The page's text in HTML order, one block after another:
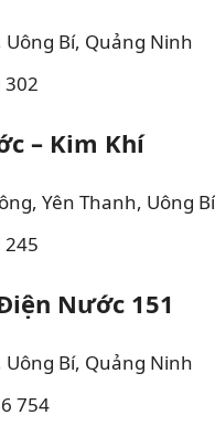
Bí, Quảng Ninh
302
– Kim Khí
Yên Thanh, Uông
245
Nước 151
Bí, Quảng Ninh
754